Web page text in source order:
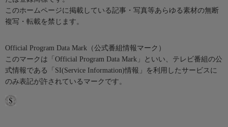
このホームページに掲載している記事・写真等あらゆる素材の無断
複写・転載を禁じます。
Official Program Data Mark（公式番組情報マーク）
このマークは「Official Program Data Mark」といい、テレビ番組の公
式情報である「SI(Service Information)情報」を利用したサービスに
のみ表記が許されているマークです。